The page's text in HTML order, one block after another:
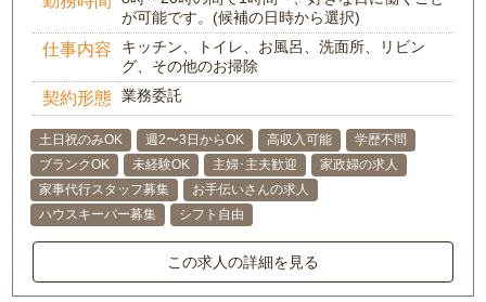
が可能です。(候補の日時から選択)
仕事内容
キッチン、トイレ、お風呂、洗面所、リビン
グ、その他のお掃除
契約形態 業務委託
土日祝のみOK 週2〜3日からOK 高収入可能
学歴不問
ブランクOK
未経験OK 主婦･主夫歓迎
家政婦の求人
家事代行スタッフ募集
お手伝いさんの求人
ハウスキーパー募集
シフト自由
この求人の詳細を見る